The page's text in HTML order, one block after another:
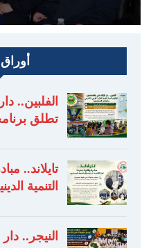
الفلبين..
تطلق
تايلاند..
التنمية
النيجر..